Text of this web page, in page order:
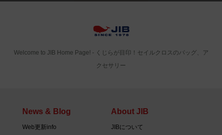
Welcome to JIB Home Page! ‐ くじらが目印！セイルクロスのバッグ、ア
クセサリー
News & Blog
Web更新info
About JIB
JIBについて